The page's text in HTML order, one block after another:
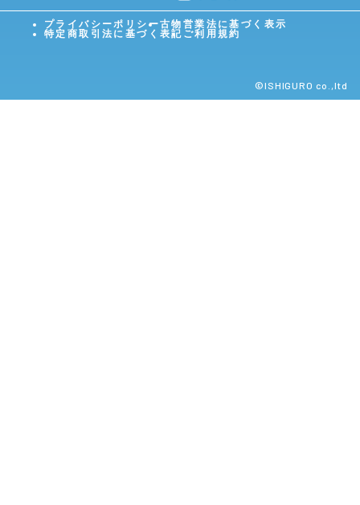
プライバシーポリシー古物営業法に基づく表示
特定商取引法に基づく表記 ご利用規約
©︎ISHIGURO co.,ltd